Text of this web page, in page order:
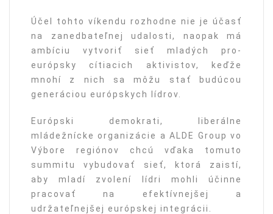
Účel tohto víkendu rozhodne nie je účasť
na zanedbateľnej udalosti, naopak má
ambíciu vytvoriť sieť mladých pro-
európsky cítiacich aktivistov, keďže
mnohí z nich sa môžu stať budúcou
generáciou európskych lídrov.
Európski demokrati, liberálne
mládežnícke organizácie a ALDE Group vo
Výbore regiónov chcú vďaka tomuto
summitu vybudovať sieť, ktorá zaistí,
aby mladí zvolení lídri mohli účinne
pracovať na efektívnejšej a
udržateľnejšej európskej integrácii.